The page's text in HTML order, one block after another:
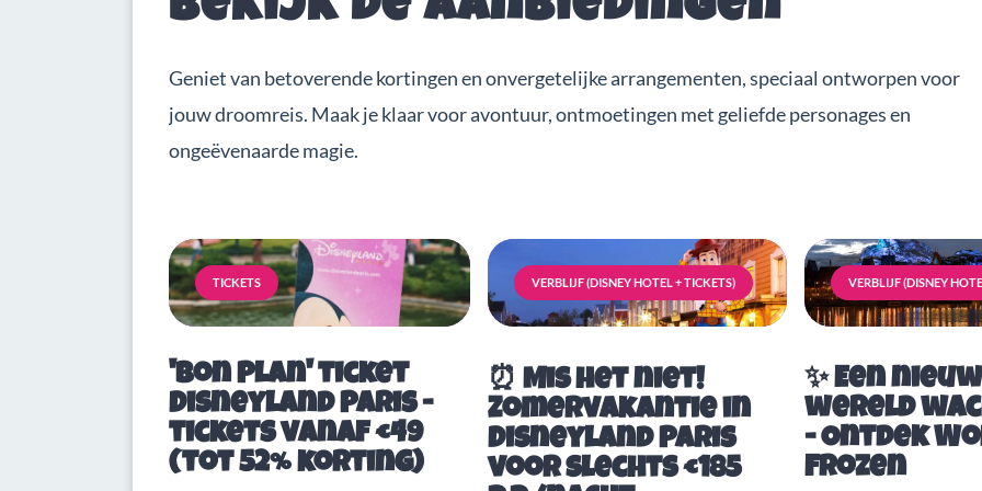
Geniet van betoverende kortingen en onvergetelijke arrangementen, speciaal ontworpen voor
jouw droomreis. Maak je klaar voor avontuur, ontmoetingen met geliefde personages en
ongeëvenaarde magie.
TICKETS
'Bon Plan' ticket
Disneyland Paris -
tickets vanaf €49
(tot 52% korting)
VERBLIJF (DISNEY HOTEL + TICKETS)
⏰ Mis het niet!
Zomervakantie in
Disneyland Paris
voor slechts €185
VERBLIJF (DISNEY
✨ Een
wereld
- Ontdek
Frozen